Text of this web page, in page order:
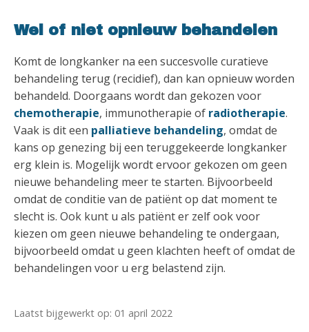
Wel of niet opnieuw behandelen
Komt de longkanker na een succesvolle curatieve
behandeling terug (recidief), dan kan opnieuw worden
behandeld. Doorgaans wordt dan gekozen voor
chemotherapie, immunotherapie of radiotherapie.
Vaak is dit een palliatieve behandeling, omdat de
kans op genezing bij een teruggekeerde longkanker
erg klein is. Mogelijk wordt ervoor gekozen om geen
nieuwe behandeling meer te starten. Bijvoorbeeld
omdat de conditie van de patiënt op dat moment te
slecht is. Ook kunt u als patiënt er zelf ook voor
kiezen om geen nieuwe behandeling te ondergaan,
bijvoorbeeld omdat u geen klachten heeft of omdat de
behandelingen voor u erg belastend zijn.
Laatst bijgewerkt op: 01 april 2022